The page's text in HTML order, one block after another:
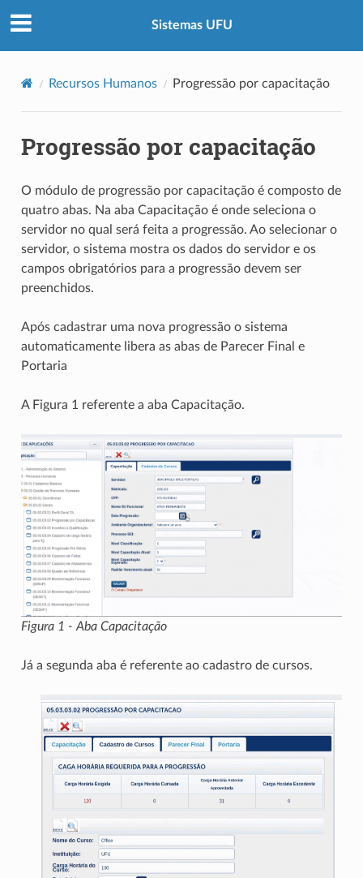
Sistemas UFU
Recursos Humanos Progressão por capacitação
Progressão por capacitação
O módulo de progressão por capacitação é composto de
quatro abas. Na aba Capacitação é onde seleciona o
servidor no qual será feita a progressão. Ao selecionar o
servidor, o sistema mostra os dados do servidor e os
campos obrigatórios para a progressão devem ser
preenchidos.
Após cadastrar uma nova progressão o sistema
automaticamente libera as abas de Parecer Final e
Portaria
A Figura 1 referente a aba Capacitação.
Figura 1 - Aba Capacitação
Já a segunda aba é referente ao cadastro de cursos.